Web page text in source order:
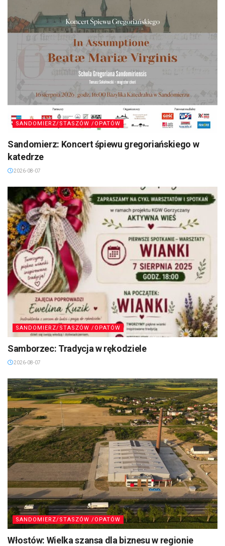
SANDOMIERZ/STASZÓW /OPATÓW
Sandomierz: Koncert śpiewu gregoriańskiego w
katedrze
2026-08-07
SANDOMIERZ/STASZÓW /OPATÓW
Samborzec: Tradycja w rękodziele
2026-08-07
SANDOMIERZ/STASZÓW /OPATÓW
Włostów: Wielka szansa dla biznesu w regionie